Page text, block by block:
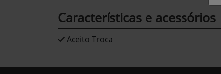
Características e acessórios
Aceito Troca